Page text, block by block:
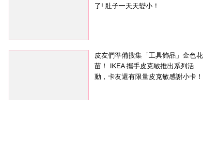
了! 肚子一天天變小！
皮友們準備搜集「工具飾品」金色花
苗！ IKEA 攜手皮克敏推出系列活
動，卡友還有限量皮克敏感謝小卡！